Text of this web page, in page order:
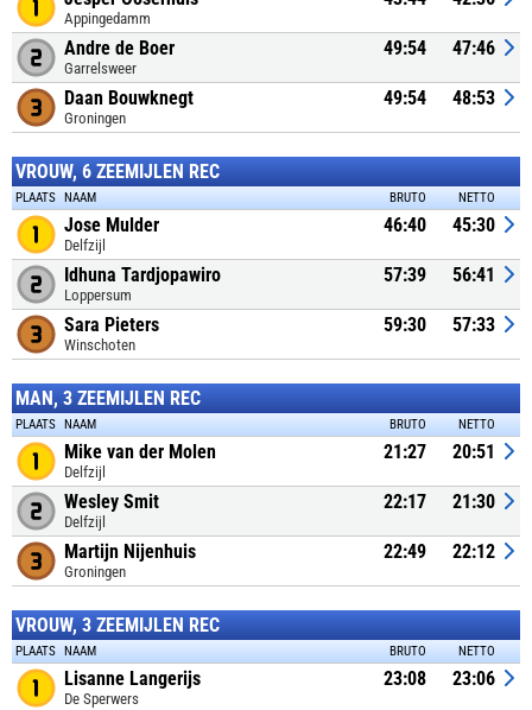
Appingedamm
Andre de Boer
Garrelsweer
49:54 47:46
Daan Bouwknegt
Groningen
49:54 48:53
VROUW, 6 ZEEMIJLEN REC
PLAATS NAAM BRUTO NETTO
Jose Mulder
Delfzijl
46:40 45:30
Idhuna Tardjopawiro
Loppersum
57:39 56:41
Sara Pieters
Winschoten
59:30 57:33
MAN, 3 ZEEMIJLEN REC
PLAATS NAAM BRUTO NETTO
Mike van der Molen
Delfzijl
21:27 20:51
Wesley Smit
Delfzijl
22:17 21:30
Martijn Nijenhuis
Groningen
22:49 22:12
VROUW, 3 ZEEMIJLEN REC
PLAATS NAAM BRUTO NETTO
Lisanne Langerijs
De Sperwers
23:08 23:06